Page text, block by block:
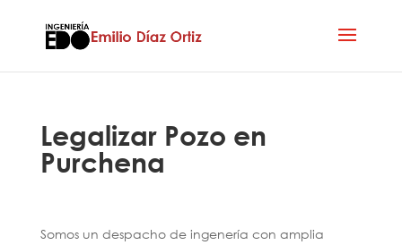
Legalizar Pozo en
Purchena
Somos un despacho de ingenería con amplia